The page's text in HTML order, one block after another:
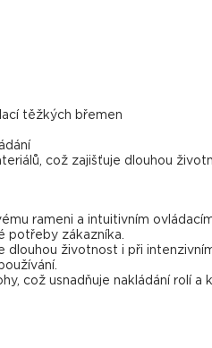
těžkých břemen
což zajišťuje dlouhou
rameni a intuitivním
potřeby zákazníka.
dlouhou životnost i při
což usnadňuje nakládání rolí a